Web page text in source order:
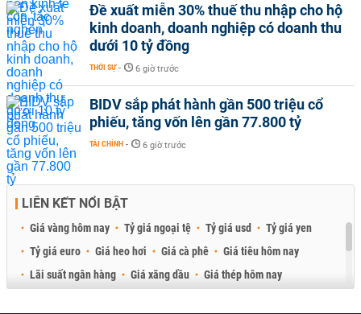
Đề xuất miễn 30% thuế thu nhập cho hộ
kinh doanh, doanh nghiệp có doanh thu
dưới 10 tỷ đồng
THỜI SỰ - 6 giờ trước
BIDV sắp phát hành gần 500 triệu cổ
phiếu, tăng vốn lên gần 77.800 tỷ
TÀI CHÍNH - 6 giờ trước
LIÊN KẾT NỔI BẬT
Giá vàng hôm nay Tỷ giá ngoại tệ Tỷ giá usd
Tỷ giá yen
Tỷ giá euro
Giá heo hơi Giá cà phê
Giá tiêu hôm nay
Lãi suất ngân hàng
Giá xăng dầu
Giá thép hôm nay